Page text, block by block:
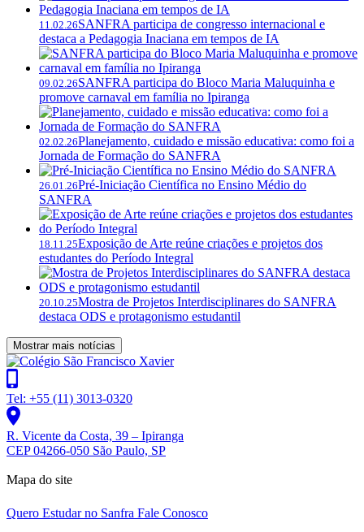
11.02.26SANFRA participa de congresso internacional e
destaca a Pedagogia Inaciana em tempos de IA
09.02.26SANFRA participa do Bloco Maria Maluquinha e
promove carnaval em família no Ipiranga
02.02.26Planejamento, cuidado e missão educativa: como foi a
Jornada de Formação do SANFRA
26.01.26Pré-Iniciação Científica no Ensino Médio do
SANFRA
18.11.25Exposição de Arte reúne criações e projetos dos
estudantes do Período Integral
20.10.25Mostra de Projetos Interdisciplinares do SANFRA
destaca ODS e protagonismo estudantil
Mostrar mais notícias
Tel: +55 (11) 3013-0320
R. Vicente da Costa, 39 – Ipiranga
CEP 04266-050 São Paulo, SP
Mapa do site
Quero Estudar no Sanfra Fale Conosco